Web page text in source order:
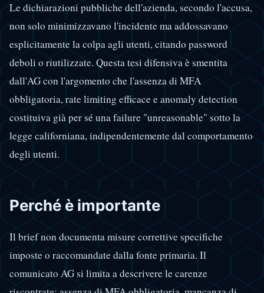
Le dichiarazioni pubbliche dell'azienda, secondo l'accusa,
non solo minimizzavano l'incidente ma addossavano
esplicitamente la colpa agli utenti, citando password
deboli o riutilizzate. Questa tesi difensiva è smentita
dall'AG con l'argomento che l'assenza di MFA
obbligatoria, rate limiting efficace e anomaly detection
costituiva già per sé una failure "unreasonable" sotto la
legge californiana, indipendentemente dal comportamento
degli utenti.
Perché è importante
Il brief non documenta misure correttive specifiche
imposte o raccomandate dalla fonte primaria. Il
comunicato AG si limita a descrivere le carenze